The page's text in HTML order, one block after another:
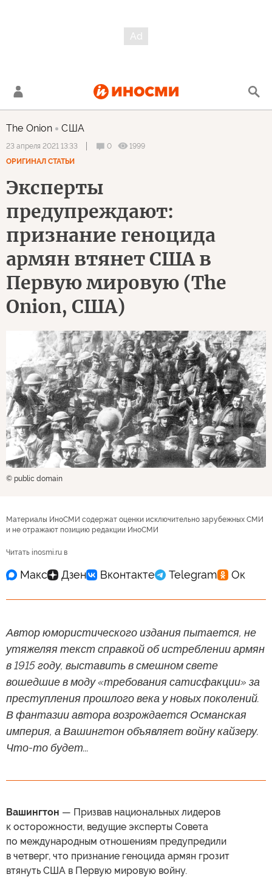
The Onion США
23 апреля 2021 13:33 0
1999
ОРИГИНАЛ СТАТЬИ
Эксперты
предупреждают:
признание геноцида
армян втянет США в
Первую мировую (The
Onion, США)
© public domain
Материалы ИноСМИ содержат оценки исключительно зарубежных СМИ
и не отражают позицию редакции ИноСМИ
Читать inosmi.ru в
Автор юмористического издания пытается, не
утяжеляя текст справкой об истреблении армян
в 1915 году, выставить в смешном свете
вошедшие в моду «требования сатисфакции» за
преступления прошлого века у новых поколений.
В фантазии автора возрождается Османская
империя, а Вашингтон объявляет войну кайзеру.
Что-то будет...
Вашингтон — Призвав национальных лидеров
к осторожности, ведущие эксперты Совета
по международным отношениям предупредили
в четверг, что признание геноцида армян грозит
втянуть США в Первую мировую войну.